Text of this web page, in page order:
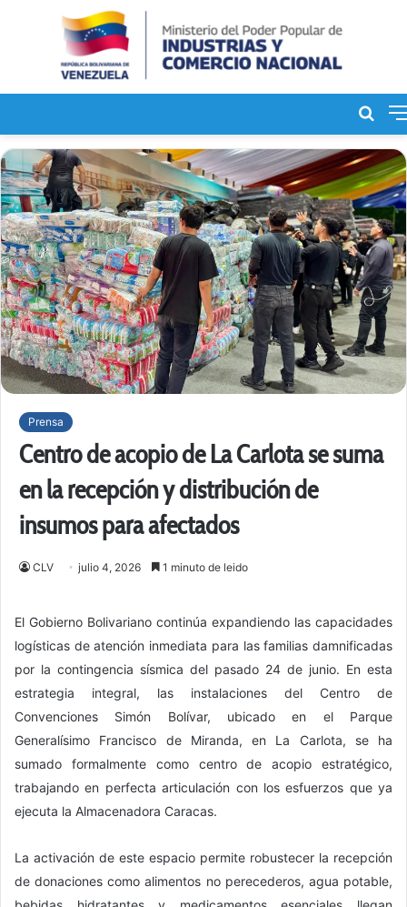
de
Prensa
Centro de acopio de La Carlota se suma
en la recepción y distribución de
insumos para afectados
CLV julio 4, 2026 1 minuto de leido
El Gobierno Bolivariano continúa expandiendo las capacidades
logísticas de atención inmediata para las familias damnificadas
por la contingencia sísmica del pasado 24 de junio. En esta
estrategia integral, las instalaciones del Centro de
Convenciones Simón Bolívar, ubicado en el Parque
Generalísimo Francisco de Miranda, en La Carlota, se ha
sumado formalmente como centro de acopio estratégico,
trabajando en perfecta articulación con los esfuerzos que ya
ejecuta la Almacenadora Caracas.
La activación de este espacio permite robustecer la recepción
de donaciones como alimentos no perecederos, agua potable,